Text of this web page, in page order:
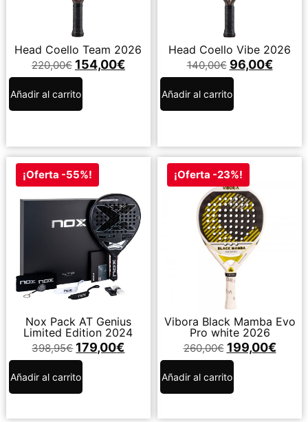
Head Coello Team 2026
220,00€ 154,00€
Añadir al carrito
Head Coello Vibe 2026
140,00€ 96,00€
Añadir al carrito
¡Oferta -55%!
Nox Pack AT Genius
Limited Edition 2024
398,95€ 179,00€
Añadir al carrito
¡Oferta -23%!
Vibora Black Mamba Evo
Pro white 2026
260,00€ 199,00€
Añadir al carrito